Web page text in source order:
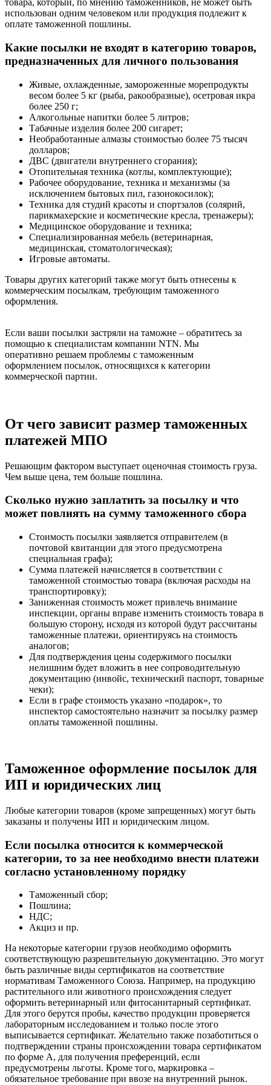
товара, который, по мнению таможенников, не может быть
использован одним человеком или продукция подлежит к
оплате таможенной пошлины.
Какие посылки не входят в категорию товаров,
предназначенных для личного пользования
Живые, охлажденные, замороженные морепродукты
весом более 5 кг (рыба, ракообразные), осетровая икра
более 250 г;
Алкогольные напитки более 5 литров;
Табачные изделия более 200 сигарет;
Необработанные алмазы стоимостью более 75 тысяч
долларов;
ДВС (двигатели внутреннего сгорания);
Отопительная техника (котлы, комплектующие);
Рабочее оборудование, техника и механизмы (за
исключением бытовых пил, газонокосилок);
Техника для студий красоты и спортзалов (солярий,
парикмахерские и косметические кресла, тренажеры);
Медицинское оборудование и техника;
Специализированная мебель (ветеринарная,
медицинская, стоматологическая);
Игровые автоматы.
Товары других категорий также могут быть отнесены к
коммерческим посылкам, требующим таможенного
оформления.
Если ваши посылки застряли на таможне – обратитесь за
помощью к специалистам компании NTN. Мы
оперативно решаем проблемы с таможенным
оформлением посылок, относящихся к категории
коммерческой партии.
От чего зависит размер таможенных
платежей МПО
Решающим фактором выступает оценочная стоимость груза.
Чем выше цена, тем больше пошлина.
Сколько нужно заплатить за посылку и что
может повлиять на сумму таможенного сбора
Стоимость посылки заявляется отправителем (в
почтовой квитанции для этого предусмотрена
специальная графа);
Сумма платежей начисляется в соответствии с
таможенной стоимостью товара (включая расходы на
транспортировку);
Заниженная стоимость может привлечь внимание
инспекции, органы вправе изменить стоимость товара в
большую сторону, исходя из которой будут рассчитаны
таможенные платежи, ориентируясь на стоимость
аналогов;
Для подтверждения цены содержимого посылки
нелишним будет вложить в нее сопроводительную
документацию (инвойс, технический паспорт, товарные
чеки);
Если в графе стоимость указано «подарок», то
инспектор самостоятельно назначит за посылку размер
оплаты таможенной пошлины.
Таможенное оформление посылок для
ИП и юридических лиц
Любые категории товаров (кроме запрещенных) могут быть
заказаны и получены ИП и юридическим лицом.
Если посылка относится к коммерческой
категории, то за нее необходимо внести платежи
согласно установленному порядку
Таможенный сбор;
Пошлина;
НДС;
Акциз и пр.
На некоторые категории грузов необходимо оформить
соответствующую разрешительную документацию. Это могут
быть различные виды сертификатов на соответствие
нормативам Таможенного Союза. Например, на продукцию
растительного или животного происхождения следует
оформить ветеринарный или фитосанитарный сертификат.
Для этого берутся пробы, качество продукции проверяется
лабораторным исследованием и только после этого
выписывается сертификат. Желательно также позаботиться о
подтверждении страны происхождении товара сертификатом
по форме А, для получения преференций, если
предусмотрены льготы. Кроме того, маркировка –
обязательное требование при ввозе на внутренний рынок.